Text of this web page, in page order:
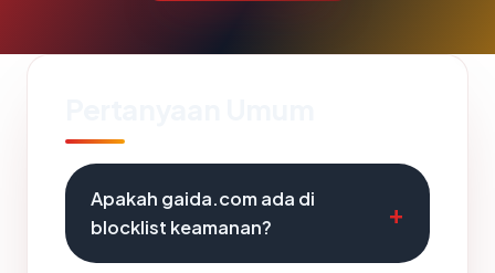
Apakah gaida.com ada di
blocklist keamanan?